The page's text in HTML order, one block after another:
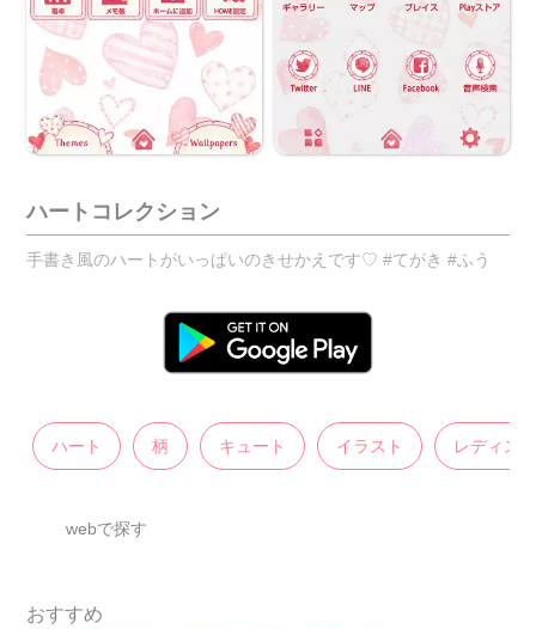
ハートコレクション
手書き風のハートがいっぱいのきせかえです♡ #てがき #ふう
ハート 柄 キュート イラスト レディス
webで探す
おすすめ